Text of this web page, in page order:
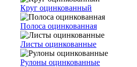
Круг оцинкованный
Полоса оцинкованная
Листы оцинкованные
Рулоны оцинкованные